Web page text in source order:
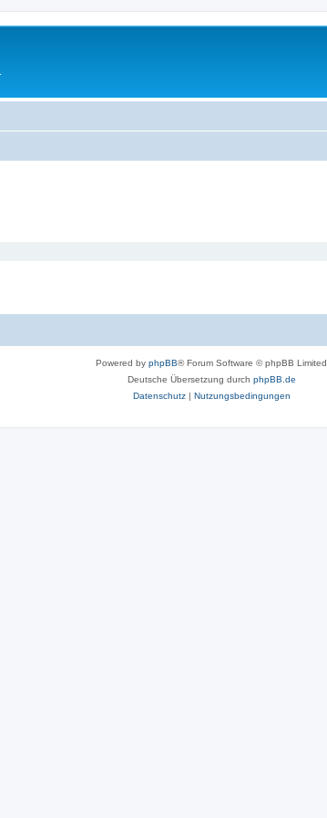
Powered by phpBB® Forum Software © phpBB Limited
Deutsche Übersetzung durch phpBB.de
Datenschutz| Nutzungsbedingungen